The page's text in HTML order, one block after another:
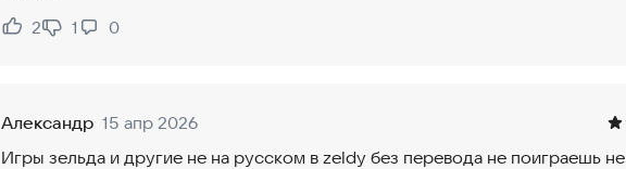
Нравится:
2
Не нравится:
1 0
Александр 15 апр 2026
Игры зельда и другие не на русском в zeldy без перевода не поиграешь не